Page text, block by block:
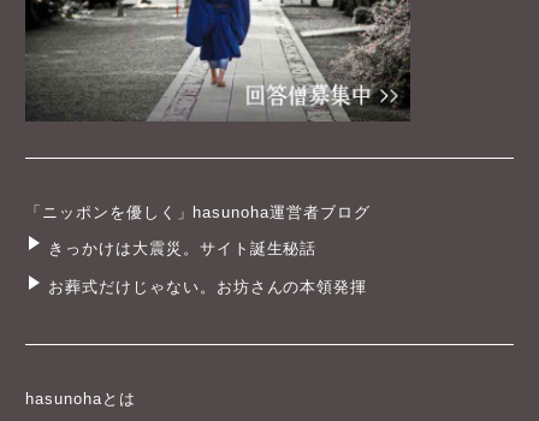
「ニッポンを優しく」hasunoha運営者ブログ
きっかけは大震災。サイト誕生秘話
お葬式だけじゃない。お坊さんの本領発揮
hasunohaとは